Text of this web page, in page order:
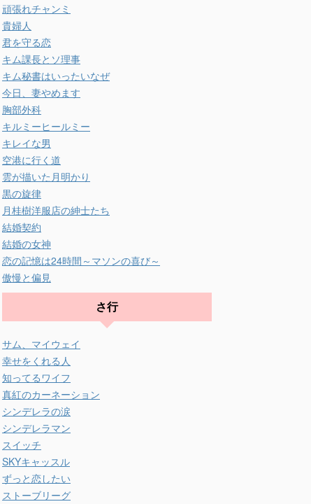
頑張れチャンミ
貴婦人
君を守る恋
キム課長とソ理事
キム秘書はいったいなぜ
今日、妻やめます
胸部外科
キルミーヒールミー
キレイな男
空港に行く道
雲が描いた月明かり
黒の旋律
月桂樹洋服店の紳士たち
結婚契約
結婚の女神
恋の記憶は24時間～マソンの喜び～
傲慢と偏見
さ行
サム、マイウェイ
幸せをくれる人
知ってるワイフ
真紅のカーネーション
シンデレラの涙
シンデレラマン
スイッチ
SKYキャッスル
ずっと恋したい
ストーブリーグ